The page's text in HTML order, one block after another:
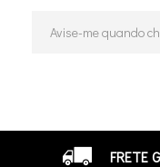
Avise-me quando
FRETE